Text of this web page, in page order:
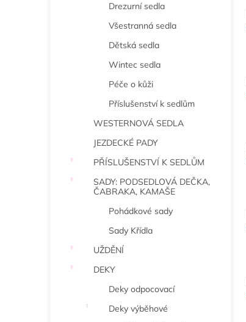
Drezurní sedla
Všestranná sedla
Dětská sedla
Wintec sedla
Péče o kůži
Příslušenství k sedlům
WESTERNOVÁ SEDLA
JEZDECKÉ PADY
PŘÍSLUŠENSTVÍ K SEDLŮM
SADY: PODSEDLOVÁ DEČKA,
ČABRAKA, KAMAŠE
Pohádkové sady
Sady Křídla
UŽDĚNÍ
DEKY
Deky odpocovací
Deky výběhové